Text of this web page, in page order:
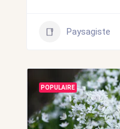
Paysagiste
POPULAIRE